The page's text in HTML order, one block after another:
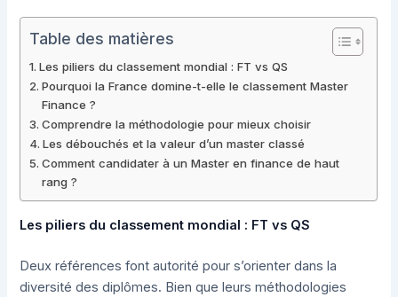
Table des matières
Les piliers du classement mondial : FT vs QS
Pourquoi la France domine-t-elle le classement Master
Finance ?
Comprendre la méthodologie pour mieux choisir
Les débouchés et la valeur d’un master classé
Comment candidater à un Master en finance de haut
rang ?
Les piliers du classement mondial : FT vs QS
Deux références font autorité pour s’orienter dans la
diversité des diplômes. Bien que leurs méthodologies